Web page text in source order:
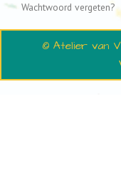
Wachtwoord vergeten?
© Atelier van